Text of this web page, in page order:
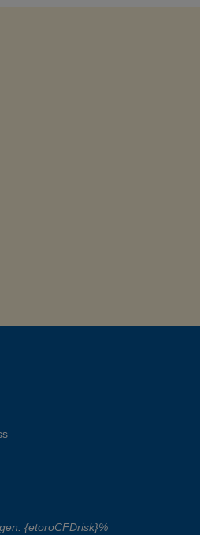
{etoroCFDrisk}%